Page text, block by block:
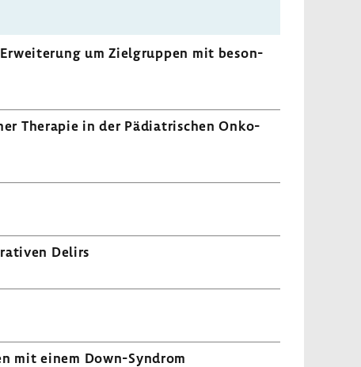
um Ziel­gruppen mit beson­
Therapie in der Pädia­tri­schen Onko­
Delirs
mit einem Down-​Syndrom